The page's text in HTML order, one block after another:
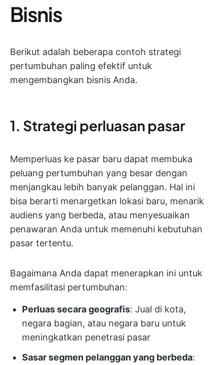
Bisnis
Berikut adalah beberapa contoh strategi
pertumbuhan paling efektif untuk
mengembangkan bisnis Anda.
1. Strategi perluasan pasar
Memperluas ke pasar baru dapat membuka
peluang pertumbuhan yang besar dengan
menjangkau lebih banyak pelanggan. Hal ini
bisa berarti menargetkan lokasi baru, menarik
audiens yang berbeda, atau menyesuaikan
penawaran Anda untuk memenuhi kebutuhan
pasar tertentu.
Bagaimana Anda dapat menerapkan ini untuk
memfasilitasi pertumbuhan:
Perluas secara geografis: Jual di kota,
negara bagian, atau negara baru untuk
meningkatkan penetrasi pasar
Sasar segmen pelanggan yang berbeda: